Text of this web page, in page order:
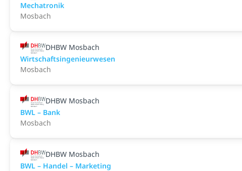
Mechatronik
Mosbach
DHBW Mosbach
Wirtschaftsingenieurwesen
Mosbach
DHBW Mosbach
BWL – Bank
Mosbach
DHBW Mosbach
BWL – Handel – Marketing